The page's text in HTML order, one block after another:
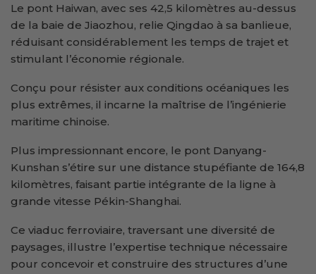
Le pont Haiwan, avec ses 42,5 kilomètres au-dessus
de la baie de Jiaozhou, relie Qingdao à sa banlieue,
réduisant considérablement les temps de trajet et
stimulant l’économie régionale.
Conçu pour résister aux conditions océaniques les
plus extrêmes, il incarne la maîtrise de l’ingénierie
maritime chinoise.
Plus impressionnant encore, le pont Danyang-
Kunshan s’étire sur une distance stupéfiante de 164,8
kilomètres, faisant partie intégrante de la ligne à
grande vitesse Pékin-Shanghai.
Ce viaduc ferroviaire, traversant une diversité de
paysages, illustre l’expertise technique nécessaire
pour concevoir et construire des structures d’une